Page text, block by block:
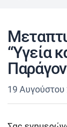
“Υγεία
19 Αυγούστου